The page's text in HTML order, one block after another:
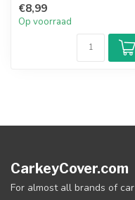
€8,99
Op voorraad
CarkeyCover.com
For almost all brands of car